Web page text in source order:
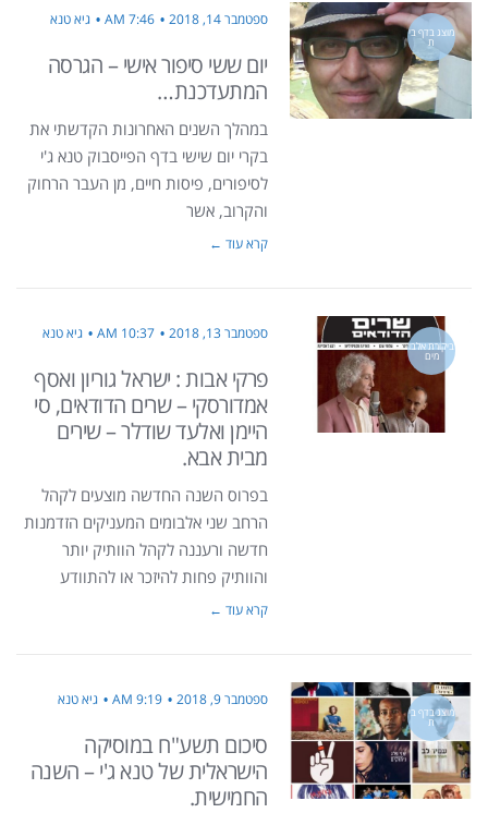
מוצג בדף בי
ת
ספטמבר 14, 2018 7:46 AM גיא טנא
יום ששי סיפור אישי – הגרסה
המתעדכנת…
במהלך השנים האחרונות הקדשתי את
בקרי יום שישי בדף הפייסבוק טנא ג'י
לסיפורים, פיסות חיים, מן העבר הרחוק
והקרוב, אשר
קרא עוד ←
ביקורת אלבו
מים
ספטמבר 13, 2018 10:37 AM גיא טנא
פרקי אבות : ישראל גוריון ואסף
אמדורסקי – שרים הדודאים, סי
היימן ואלעד שודלר – שירים
מבית אבא.
בפרוס השנה החדשה מוצעים לקהל
הרחב שני אלבומים המעניקים הזדמנות
חדשה ורעננה לקהל הוותיק יותר
והוותיק פחות להיזכר או להתוודע
קרא עוד ←
מוצג בדף בי
ת
ספטמבר 9, 2018 9:19 AM גיא טנא
סיכום תשע"ח במוסיקה
הישראלית של טנא ג'י – השנה
החמישית.